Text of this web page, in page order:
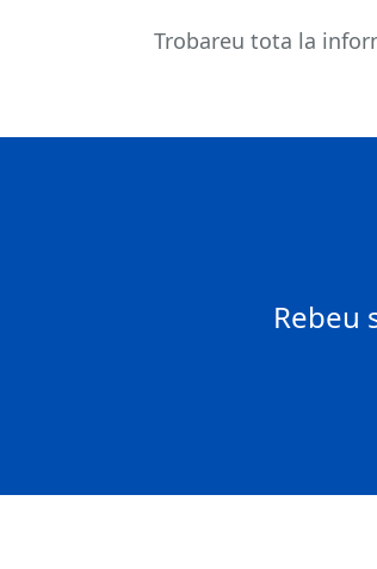
Trobareu tota la
Rebeu